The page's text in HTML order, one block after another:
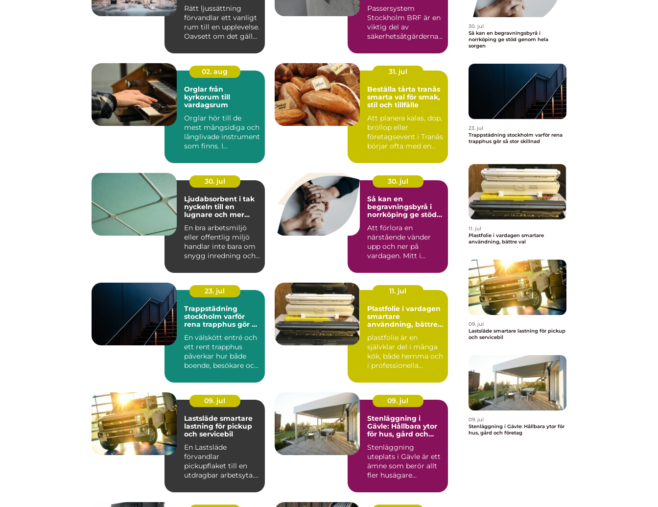
Rätt ljussättning
förvandlar ett vanligt
rum till en upplevelse.
Oavsett om det gäller
Passersystem
Stockholm BRF är en
viktig del av
säkerhetsåtgärderna
02. aug
Orglar från
kyrkorum till
vardagsrum
Orglar hör till de
mest mångsidiga och
långlivade instrument
som finns. I
burit m...
31. jul
Beställa tårta tranås
smarta val för smak,
stil och tillfälle
Att planera kalas, dop,
bröllop eller
företagsevent i Tranås
börjar ofta med en
30. jul
Ljudabsorbent i tak
nyckeln till en
lugnare och mer
En bra arbetsmiljö
eller offentlig miljö
handlar inte bara om
snygg inredning och
30. jul
Så kan en
begravningsbyrå i
norrköping ge stöd
Att förlora en
närstående vänder
upp och ner på
vardagen. Mitt i
anhöriga också fatta...
23. jul
Trappstädning
stockholm varför
rena trapphus gör så
En välskött entré och
ett rent trapphus
påverkar hur både
boende, besökare och
...
11. jul
Plastfolie i vardagen
smartare
användning, bättre
plastfolie är en
självklar del i många
kök, både hemma och
i professionella
håller...
09. jul
Lastsläde smartare
lastning för pickup
och servicebil
En Lastsläde
förvandlar
pickupflaket till en
utdragbar arbetsyta. I
på knän...
09. jul
Stenläggning i
Gävle: Hållbara ytor
för hus, gård och
Stenläggning
uteplats i Gävle är ett
ämne som berör allt
fler husägare...
30. jul
Så kan en begravningsbyrå i
norrköping ge stöd genom hela
sorgen
23. jul
Trappstädning stockholm varför rena
trapphus gör så stor skillnad
11. jul
Plastfolie i vardagen smartare
användning, bättre val
09. jul
Lastsläde smartare lastning för pickup
och servicebil
09. jul
Stenläggning i Gävle: Hållbara ytor för
hus, gård och företag